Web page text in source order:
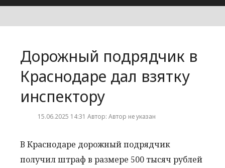
Городские события
Дорожный подрядчик в
Краснодаре дал взятку
инспектору
15.06.2025 14:31 Автор: Автор не указан
В Краснодаре дорожный подрядчик
получил штраф в размере 500 тысяч рублей